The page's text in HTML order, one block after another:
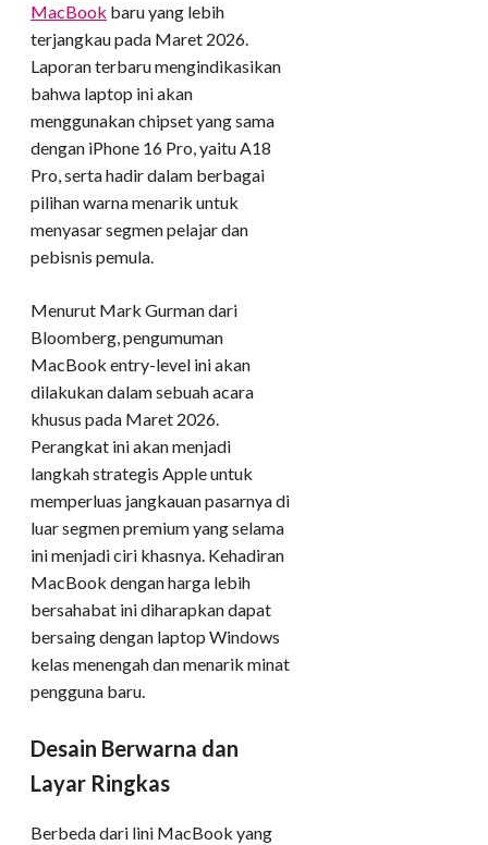
MacBook baru yang lebih
terjangkau pada Maret 2026.
Laporan terbaru mengindikasikan
bahwa laptop ini akan
menggunakan chipset yang sama
dengan iPhone 16 Pro, yaitu A18
Pro, serta hadir dalam berbagai
pilihan warna menarik untuk
menyasar segmen pelajar dan
pebisnis pemula.
Menurut Mark Gurman dari
Bloomberg, pengumuman
MacBook entry-level ini akan
dilakukan dalam sebuah acara
khusus pada Maret 2026.
Perangkat ini akan menjadi
langkah strategis Apple untuk
memperluas jangkauan pasarnya di
luar segmen premium yang selama
ini menjadi ciri khasnya. Kehadiran
MacBook dengan harga lebih
bersahabat ini diharapkan dapat
bersaing dengan laptop Windows
kelas menengah dan menarik minat
pengguna baru.
Desain Berwarna dan
Layar Ringkas
Berbeda dari lini MacBook yang